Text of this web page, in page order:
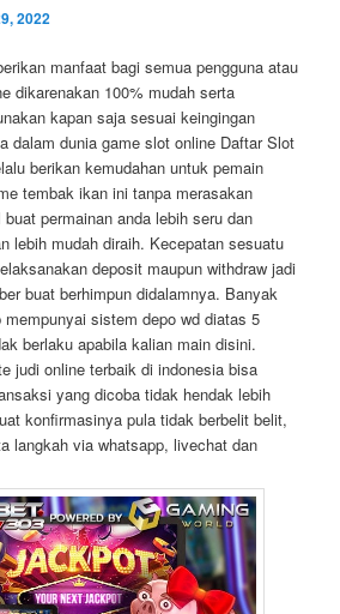
2022
manfaat bagi semua pengguna atau
dikarenakan 100% mudah serta
kapan saja sesuai keingingan
dalam dunia game slot online Daftar Slot
berikan kemudahan untuk pemain
tembak ikan ini tanpa merasakan
permainan anda lebih seru dan
lebih mudah diraih. Kecepatan sesuatu
deposit maupun withdraw jadi
buat berhimpun didalamnya. Banyak
sistem depo wd diatas 5
berlaku apabila kalian main disini.
judi online terbaik di indonesia bisa
yang dicoba tidak hendak lebih
konfirmasinya pula tidak berbelit belit,
langkah via whatsapp, livechat dan